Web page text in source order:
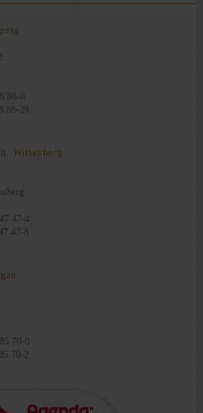
88-0
88-29
Wittenberg
47-4
47-8
70-0
70-2